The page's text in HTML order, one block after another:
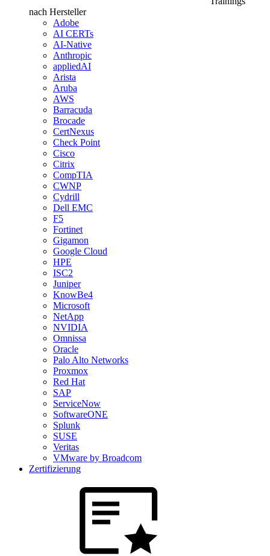
nach Hersteller
Adobe
AI CERTs
AI-Native
Anthropic
appliedAI
Arista
Aruba
AWS
Barracuda
Brocade
CertNexus
Check Point
Cisco
Citrix
CompTIA
CWNP
Cydrill
Dell EMC
F5
Fortinet
Gigamon
Google Cloud
HPE
ISC2
Juniper
KnowBe4
Microsoft
NetApp
NVIDIA
Omnissa
Oracle
Palo Alto Networks
Proxmox
Red Hat
SAP
ServiceNow
SoftwareONE
Splunk
SUSE
Veritas
VMware by Broadcom
Zertifizierung